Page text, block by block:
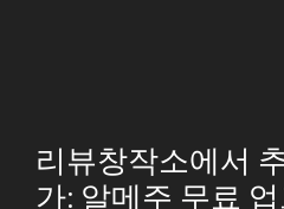
리뷰창작소에서
가: 알메주 무료